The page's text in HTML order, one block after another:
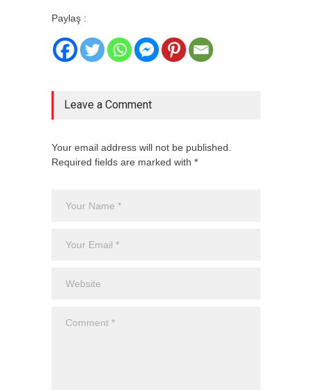
Paylaş :
Leave a Comment
Your email address will not be published.
Required fields are marked with *